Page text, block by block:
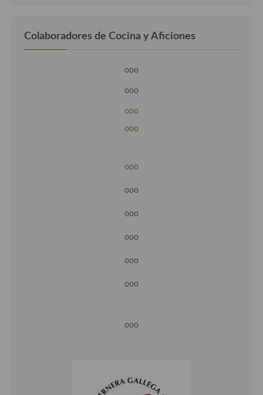
Colaboradores de Cocina y Aficiones
ooo
ooo
ooo
ooo
ooo
ooo
ooo
ooo
ooo
ooo
ooo